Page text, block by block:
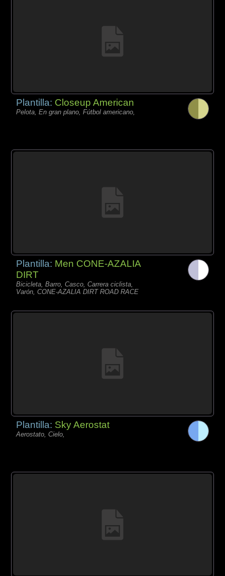
Plantilla: Closeup American
Pelota, En gran plano, Fútbol americano,
Plantilla: Men CONE-AZALIA
DIRT
Bicicleta, Barro, Casco, Carrera ciclista,
Varón, CONE-AZALIA DIRT ROAD RACE
Plantilla: Sky Aerostat
Aerostato, Cielo,